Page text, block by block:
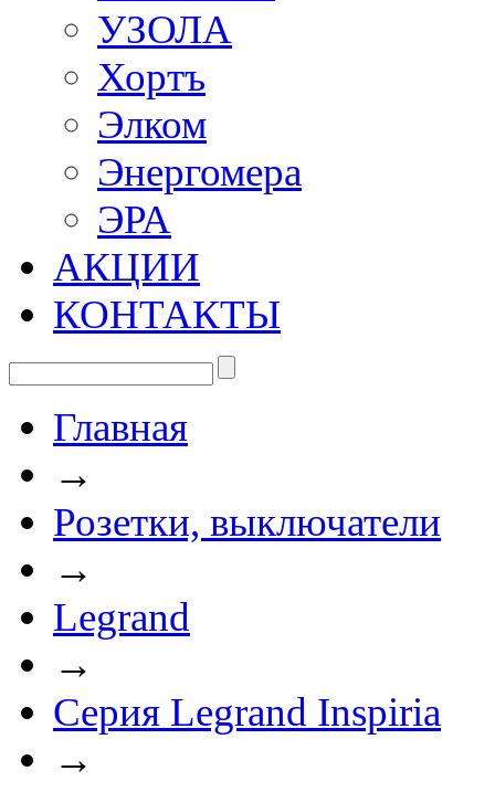
УЗОЛА
Хортъ
Элком
Энергомера
ЭРА
АКЦИИ
КОНТАКТЫ
Главная
→
Розетки, выключатели
→
Legrand
→
Серия Legrand Inspiria
→